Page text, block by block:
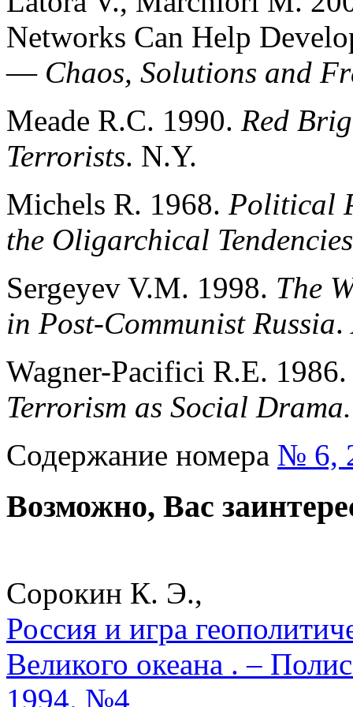
Networks Can Help
— Chaos, Solutions and
Meade R.C. 1990. Red
Terrorists. N.Y.
Michels R. 1968. Political
the Oligarchical
Sergeyev V.M. 1998. The
in Post-Communist Russia.
Wagner-Pacifici R.E.
Terrorism as Social
Содержание номера № 6,
Возможно, Вас
Сорокин К. Э.,
Россия и игра
Великого океана . –
1994. №4